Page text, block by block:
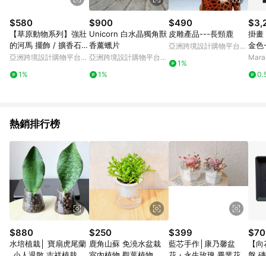
上，首次下載 Pinkoi APP 後，需透過 LINE 購物前往 Pinkoi 頁
面，方享導購資格。
$580
【草原動物系列】強壯
的河馬 擺飾 / 擴香石 /
DIY上色
亞洲跨境設計購物平台
1%
$900
Unicorn 白水晶獨角獸
香薰蠟片
亞洲跨境設計購物平台
1%
$490
皮雕產品---長頸鹿
亞洲跨境設計購物平台
1%
掛畫
金
熱銷排行榜
$880
水培植栽│ 寶扇虎尾蘭
$250
鹿角山蘇 免澆水盆栽
$399
藍芯手作│康乃馨盆
$70
【